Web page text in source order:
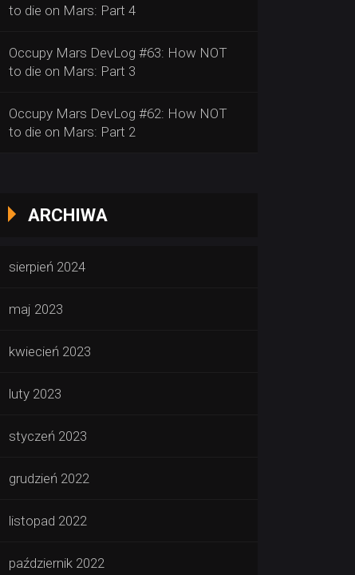
to die on Mars: Part 4
Occupy Mars DevLog #63: How NOT
to die on Mars: Part 3
Occupy Mars DevLog #62: How NOT
to die on Mars: Part 2
ARCHIWA
sierpień 2024
maj 2023
kwiecień 2023
luty 2023
styczeń 2023
grudzień 2022
listopad 2022
październik 2022